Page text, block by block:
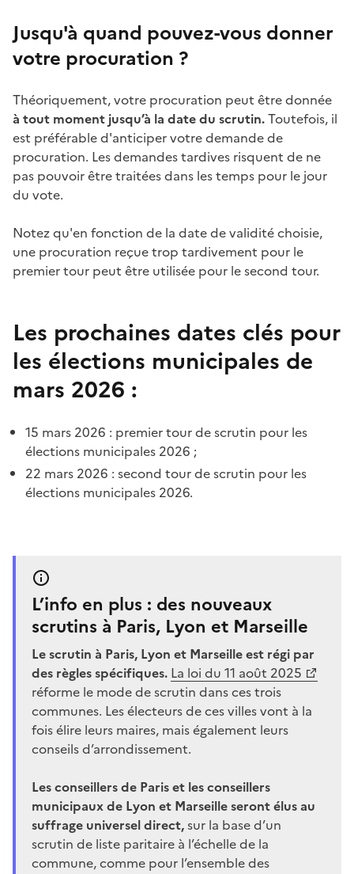
Jusqu'à quand pouvez-vous donner
votre procuration ?
Théoriquement, votre procuration peut être donnée
à tout moment jusqu’à la date du scrutin.Toutefois, il
est préférable d'anticiper votre demande de
procuration. Les demandes tardives risquent de ne
pas pouvoir être traitées dans les temps pour le jour
du vote.
Notez qu'en fonction de la date de validité choisie,
une procuration reçue trop tardivement pour le
premier tour peut être utilisée pour le second tour.
Les prochaines dates clés pour
les élections municipales de
mars 2026 :
15 mars 2026 : premier tour de scrutin pour les
élections municipales 2026 ;
22 mars 2026 : second tour de scrutin pour les
élections municipales 2026.
L’info en plus : des nouveaux
scrutins à Paris, Lyon et Marseille
Le scrutin à Paris, Lyon et Marseille est régi par
des règles spécifiques. La loi du 11 août 2025
réforme le mode de scrutin dans ces trois
communes. Les électeurs de ces villes vont à la
fois élire leurs maires, mais également leurs
conseils d’arrondissement.
Les conseillers de Paris et les conseillers
municipaux de Lyon et Marseille seront élus au
suffrage universel direct,sur la base d’un
scrutin de liste paritaire à l’échelle de la
commune, comme pour l’ensemble des